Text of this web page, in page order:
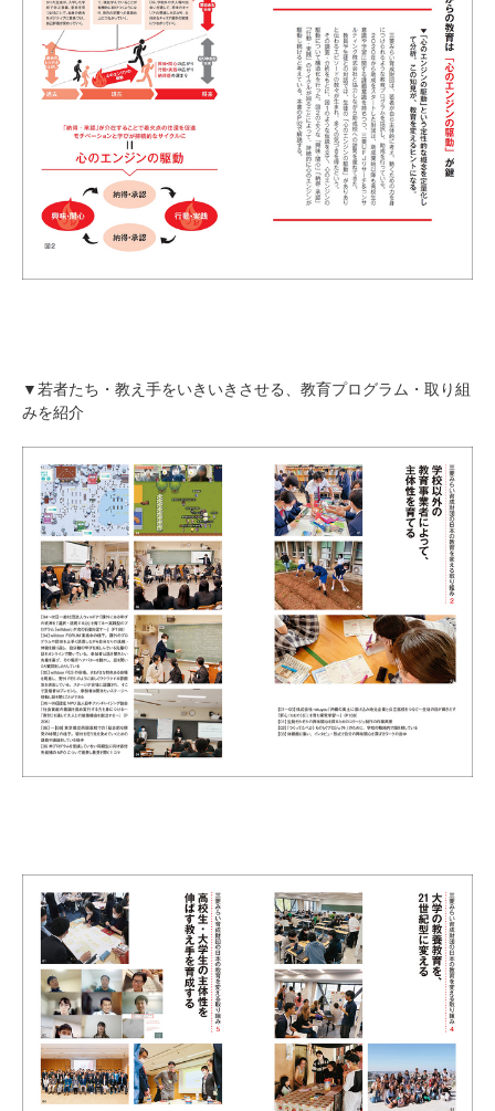
▼若者たち・教え手をいきいきさせる、教育プログラム・取り組
みを紹介